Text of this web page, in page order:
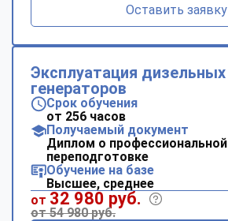
Оставить заявку
Эксплуатация дизельных
генераторов
Срок обучения
от 256 часов
Получаемый документ
Диплом о профессиональной
переподготовке
Обучение на базе
Высшее, среднее
от 32 980 руб.
от 54 980 руб.